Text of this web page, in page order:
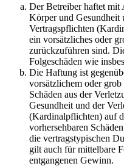
Der Betreiber haftet mit
Körper und Gesundheit
Vertragspflichten
ein vorsätzliches oder
zurückzuführen sind.
Folgeschäden wie
Die Haftung ist
vorsätzlichem oder
Schäden aus der
Gesundheit und der
(Kardinalpflichten) auf
vorhersehbaren
die vertragstypischen
gilt auch für mittelbare
entgangenen Gewinn.